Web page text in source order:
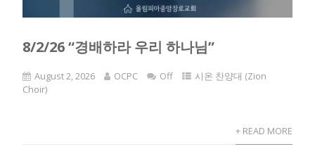
8/2/26 “경배하라 우리 하나님”
August 2, 2026 OCPC Off
시온 찬양대 (Zion
Choir)
+ READ MORE